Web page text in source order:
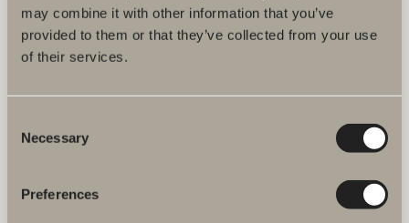
may combine it with other information that you’ve
provided to them or that they’ve collected from your use
of their services.
Selection
Necessary
Preferences
Hos oss hittar du allt för hela badrummet. Från badrumsmöbler,
Verkstadsvägen 1
Svedbergs kundservice.